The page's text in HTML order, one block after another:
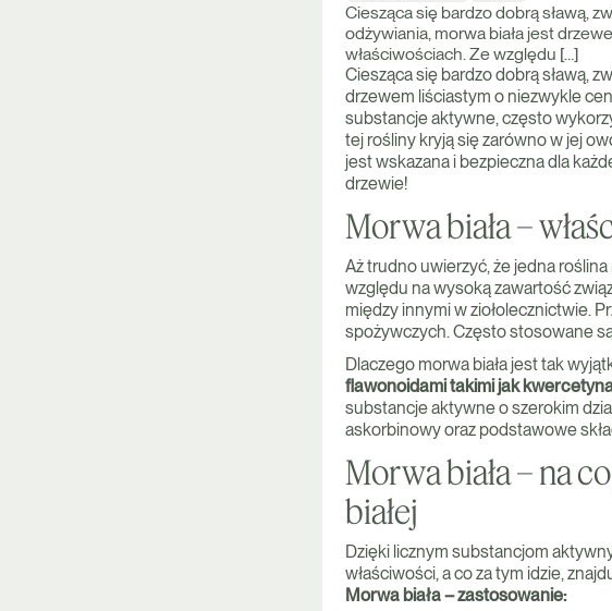
Ciesząca się bardzo dobrą sławą,
odżywiania, morwa biała jest
właściwościach. Ze względu […]
Ciesząca się bardzo dobrą sławą,
drzewem liściastym o niezwykle
substancje aktywne, często
tej rośliny kryją się zarówno w jej
jest wskazana i bezpieczna dla
drzewie!
Morwa biała –
Aż trudno uwierzyć, że jedna
względu na wysoką zawartość
między innymi w ziołolecznictwie.
spożywczych. Często stosowane
Dlaczego morwa biała jest tak
flawonoidami takimi jak
substancje aktywne o szerokim
askorbinowy oraz podstawowe
Morwa biała – na
białej
Dzięki licznym substancjom
właściwości, a co za tym idzie,
Morwa biała – zastosowanie: